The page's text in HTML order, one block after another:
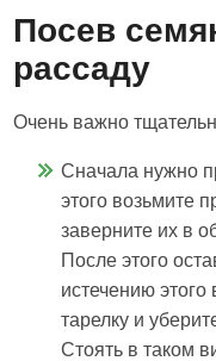
Посев
рассаду
Очень важно
Сначала нужно
этого возьмите
заверните их в
После этого
истечению
тарелку и
Стоять в таком